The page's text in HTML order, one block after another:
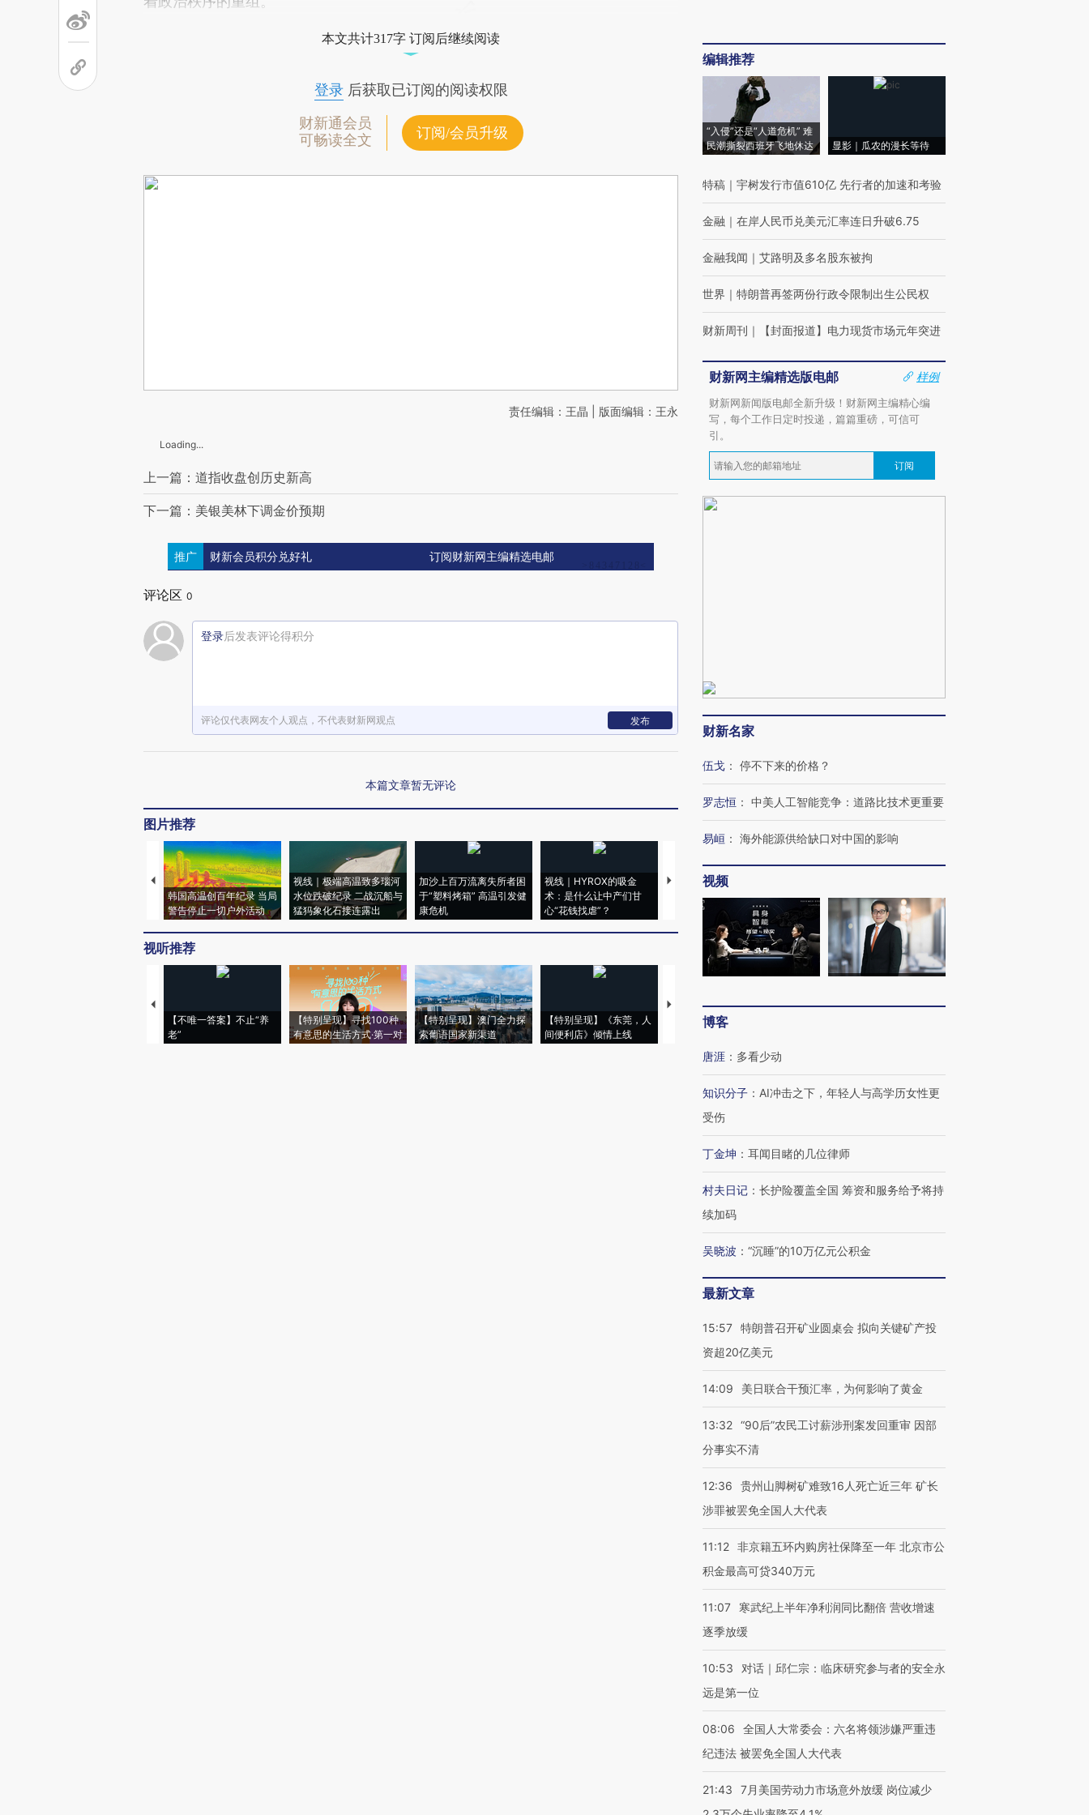
本文共计317字 订阅后继续阅读
登录后获取已订阅的阅读权限
财新通会员
可畅读全文
订阅/会员升级
责任编辑：王晶 | 版面编辑：王永
Loading...
上一篇：道指收盘创历史新高
下一篇：美银美林下调金价预期
推广 财新会员积分兑好礼 订阅财新网主编精选电邮
评论区 0
登录后发表评论得积分
评论仅代表网友个人观点，不代表财新网观点 发布
本篇文章暂无评论
图片推荐
韩国高温创百年纪录 当局
警告停止一切户外活动
视线｜极端高温致多瑙河
水位跌破纪录 二战沉船与
猛犸象化石接连露出
加沙上百万流离失所者困
于“塑料烤箱” 高温引发健
康危机
视线｜HYROX的吸金
术：是什么让中产们甘
心“花钱找虐”？
马航飞行员跨国走私7万
粒摇头丸 尿检体内含3种
度Z世代 用街头抗争将教
育部长拱下台
机”？难民潮撕裂西班牙
飞地休达
视听推荐
【不唯一答案】不止“养
老”
【特别呈现】寻找100种
有意思的生活方式·第一对
【特别呈现】澳门全力探
索葡语国家新渠道
【特别呈现】《东莞，人
间便利店》倾情上线
【推广】走进第四届链博
会，让数智科技“链”接产
【商旅对话】华住集团
编辑推荐
“入侵”还是“人道危机” 难
民潮撕裂西班牙飞地休达
显影｜瓜农的漫长等待
特稿 ｜ 宇树发行市值610亿 先行者的加速和考验
金融 ｜ 在岸人民币兑美元汇率连日升破6.75
金融我闻 ｜ 艾路明及多名股东被拘
世界 ｜ 特朗普再签两份行政令限制出生公民权
财新周刊 ｜ 【封面报道】电力现货市场元年突进
财新网主编精选版电邮
样例
财新网新闻版电邮全新升级！财新网主编精心编
写，每个工作日定时投递，篇篇重磅，可信可
引。
订阅
财新名家
伍戈 ： 停不下来的价格？
罗志恒 ： 中美人工智能竞争：道路比技术更重要
易峘 ： 海外能源供给缺口对中国的影响
视频
博客
唐涯 ： 多看少动
知识分子 ： AI冲击之下，年轻人与高学历女性更
受伤
丁金坤 ： 耳闻目睹的几位律师
村夫日记 ： 长护险覆盖全国 筹资和服务给予将持
续加码
吴晓波 ： “沉睡”的10万亿元公积金
最新文章
15:57 特朗普召开矿业圆桌会 拟向关键矿产投
资超20亿美元
14:09 美日联合干预汇率，为何影响了黄金
13:32 “90后”农民工讨薪涉刑案发回重审 因部
分事实不清
12:36
贵州山脚树矿难致16人死亡近三年 矿长
涉罪被罢免全国人大代表
11:12 非京籍五环内购房社保降至一年 北京市公
积金最高可贷340万元
11:07
寒武纪上半年净利润同比翻倍 营收增速
逐季放缓
10:53
对话｜邱仁宗：临床研究参与者的安全永
远是第一位
08:06
全国人大常委会：六名将领涉嫌严重违
纪违法 被罢免全国人大代表
21:43
7月美国劳动力市场意外放缓 岗位减少